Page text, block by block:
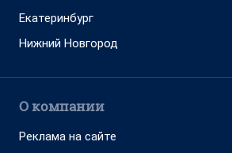
Екатеринбург
Нижний Новгород
О компании
Реклама на сайте